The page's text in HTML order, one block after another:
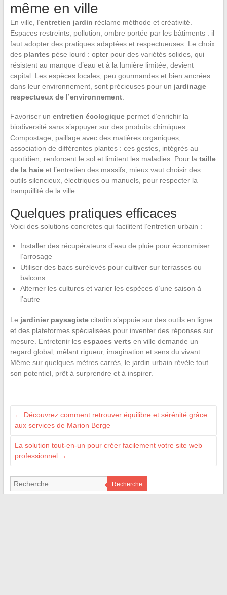
même en ville
En ville, l’entretien jardin réclame méthode et créativité.
Espaces restreints, pollution, ombre portée par les bâtiments : il
faut adopter des pratiques adaptées et respectueuses. Le choix
des plantes pèse lourd : opter pour des variétés solides, qui
résistent au manque d’eau et à la lumière limitée, devient
capital. Les espèces locales, peu gourmandes et bien ancrées
dans leur environnement, sont précieuses pour un jardinage
respectueux de l’environnement.
Favoriser un entretien écologiquepermet d’enrichir la
biodiversité sans s’appuyer sur des produits chimiques.
Compostage, paillage avec des matières organiques,
association de différentes plantes : ces gestes, intégrés au
quotidien, renforcent le sol et limitent les maladies. Pour la taille
de la haieet l’entretien des massifs, mieux vaut choisir des
outils silencieux, électriques ou manuels, pour respecter la
tranquillité de la ville.
Quelques pratiques efficaces
Voici des solutions concrètes qui facilitent l’entretien urbain :
Installer des récupérateurs d’eau de pluie pour économiser
l’arrosage
Utiliser des bacs surélevés pour cultiver sur terrasses ou
balcons
Alterner les cultures et varier les espèces d’une saison à
l’autre
Le jardinier paysagistecitadin s’appuie sur des outils en ligne
et des plateformes spécialisées pour inventer des réponses sur
mesure. Entretenir les espaces verts en ville demande un
regard global, mêlant rigueur, imagination et sens du vivant.
Même sur quelques mètres carrés, le jardin urbain révèle tout
son potentiel, prêt à surprendre et à inspirer.
← Découvrez comment retrouver équilibre et sérénité grâce
aux services de Marion Berge
La solution tout-en-un pour créer facilement votre site web
professionnel →
Recherche